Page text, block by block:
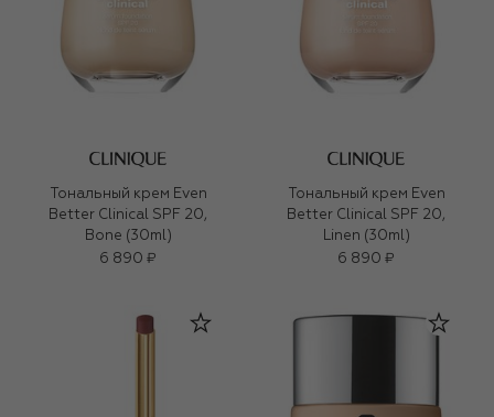
Тональный крем Even
Better Clinical SPF 20,
Bone (30ml)
6 890 ₽
Тональный крем Even
Better Clinical SPF 20,
Linen (30ml)
6 890 ₽